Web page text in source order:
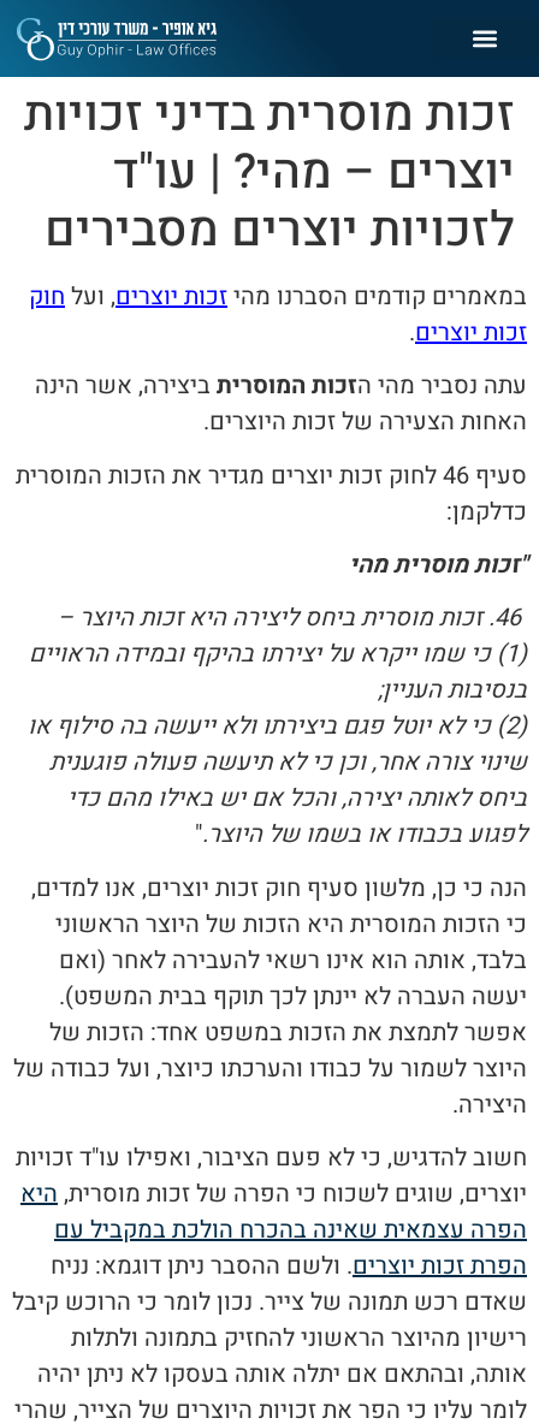
זכות מוסרית בדיני זכויות
יוצרים – מהי? | עו"ד
לזכויות יוצרים מסבירים
במאמרים קודמים הסברנו מהיזכות יוצרים, ועל חוק
זכות יוצרים.
עתה נסביר מהי הזכות המוסרית ביצירה, אשר הינה
האחות הצעירה של זכות היוצרים.
סעיף 46 לחוק זכות יוצרים מגדיר את הזכות המוסרית
כדלקמן:
"זכות מוסרית מהי
46. זכות מוסרית ביחס ליצירה היא זכות היוצר –
(1) כי שמו ייקרא על יצירתו בהיקף ובמידה הראויים
בנסיבות העניין;
(2) כי לא יוטל פגם ביצירתו ולא ייעשה בה סילוף או
שינוי צורה אחר, וכן כי לא תיעשה פעולה פוגענית
ביחס לאותה יצירה, והכל אם יש באילו מהם כדי
לפגוע בכבודו או בשמו של היוצר."
הנה כי כן, מלשון סעיף חוק זכות יוצרים, אנו למדים,
כי הזכות המוסרית היא הזכות של היוצר הראשוני
בלבד, אותה הוא אינו רשאי להעבירה לאחר (ואם
יעשה העברה לא יינתן לכך תוקף בבית המשפט).
אפשר לתמצת את הזכות במשפט אחד: הזכות של
היוצר לשמור על כבודו והערכתו כיוצר, ועל כבודה של
היצירה.
חשוב להדגיש, כי לא פעם הציבור, ואפילו עו"ד זכויות
יוצרים, שוגים לשכוח כי הפרה של זכות מוסרית,היא
הפרה עצמאית שאינה בהכרח הולכת במקביל עם
הפרת זכות יוצרים. ולשם ההסבר ניתן דוגמא: נניח
שאדם רכש תמונה של צייר. נכון לומר כי הרוכש קיבל
רישיון מהיוצר הראשוני להחזיק בתמונה ולתלות
אותה, ובהתאם אם יתלה אותה בעסקו לא ניתן יהיה
לומר עליו כי הפר את זכויות היוצרים של הצייר, שהרי